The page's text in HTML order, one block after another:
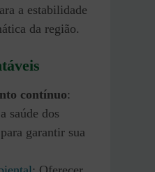
a estabilidade
da região.
contínuo:
saúde dos
para garantir sua